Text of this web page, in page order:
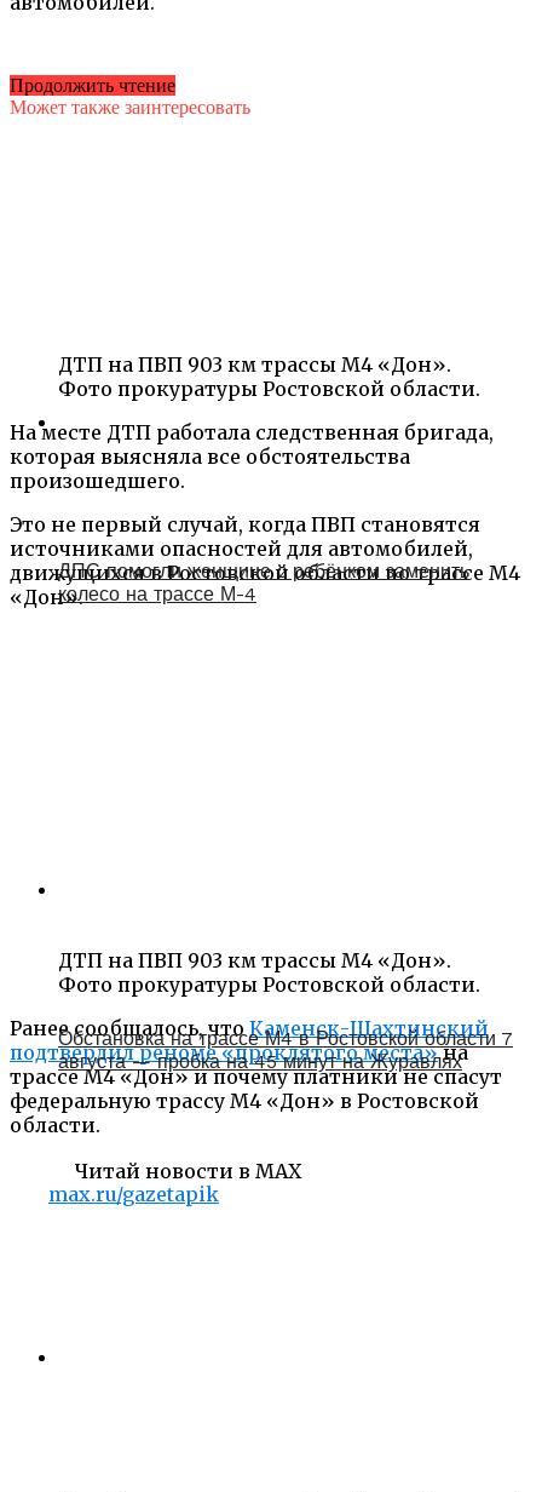
ДТП на ПВП 903 км трассы М4 «Дон».
Фото прокуратуры Ростовской области.
На месте ДТП работала следственная бригада,
которая выясняла все обстоятельства
произошедшего.
Это не первый случай, когда ПВП становятся
источниками опасностей для автомобилей,
движущихся в Ростовской области по трассе М4
«Дон».
ДТП на ПВП 903 км трассы М4 «Дон».
Фото прокуратуры Ростовской области.
Ранее сообщалось, что Каменск-Шахтинский
подтвердил реноме «проклятого места»на
трассе М4 «Дон» и почему платники не спасут
федеральную трассу М4 «Дон» в Ростовской
области.
Читай новости в MAX
max.ru/gazetapik
Продолжить чтение
Может также заинтересовать
ДПС помогли женщине с ребёнком заменить
колесо на трассе М-4
Обстановка на трассе М4 в Ростовской области 7
августа — пробка на 45 минут на Журавлях